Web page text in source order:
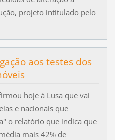
projeto intitulado pelo
aos testes dos
hoje à Lusa que vai
e nacionais que
o relatório que indica que
mais 42% de